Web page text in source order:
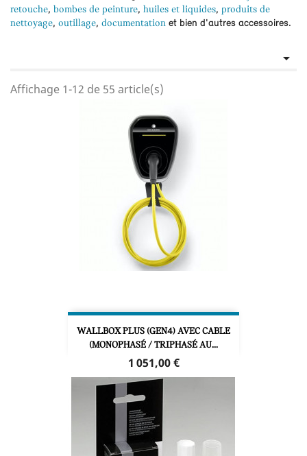
retouche, bombes de peinture, huiles et liquides, produits de
nettoyage, outillage, documentation et bien d'autres accessoires.

Affichage 1-12 de 55 article(s)
WALLBOX PLUS (GEN4) AVEC CABLE
(MONOPHASÉ / TRIPHASÉ AU...
Prix
1 051,00 €